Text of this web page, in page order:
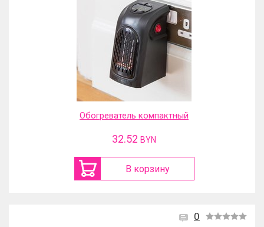
Обогреватель компактный
32.52 BYN
В корзину
0